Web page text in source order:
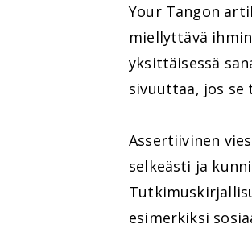
Your Tangon
miellyttävä
yksittäisessä
sivuuttaa, jos se
Assertiivinen
selkeästi ja
esimerkiksi